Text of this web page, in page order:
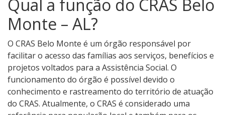
Qual a função do CRAS Belo
Monte – AL?
O CRAS Belo Monte é um órgão responsável por
facilitar o acesso das famílias aos serviços, benefícios e
projetos voltados para a Assistência Social. O
funcionamento do órgão é possível devido o
conhecimento e rastreamento do território de atuação
do CRAS. Atualmente, o CRAS é considerado uma